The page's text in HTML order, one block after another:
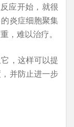
应开始，就很
炎症细胞聚集
，难以治疗。
，这样可以提
并防止进一步